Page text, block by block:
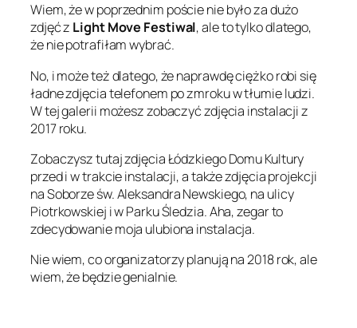
Wiem, że w poprzednim poście nie było za dużo
zdjęć z Light Move Festiwal, ale to tylko dlatego,
że nie potrafiłam wybrać.
No, i może też dlatego, że naprawdę ciężko robi się
ładne zdjęcia telefonem po zmroku w tłumie ludzi.
W tej galerii możesz zobaczyć zdjęcia instalacji z
2017 roku.
Zobaczysz tutaj zdjęcia Łódzkiego Domu Kultury
przed i w trakcie instalacji, a także zdjęcia projekcji
na Soborze św. Aleksandra Newskiego, na ulicy
Piotrkowskiej i w Parku Śledzia. Aha, zegar to
zdecydowanie moja ulubiona instalacja.
Nie wiem, co organizatorzy planują na 2018 rok, ale
wiem, że będzie genialnie.